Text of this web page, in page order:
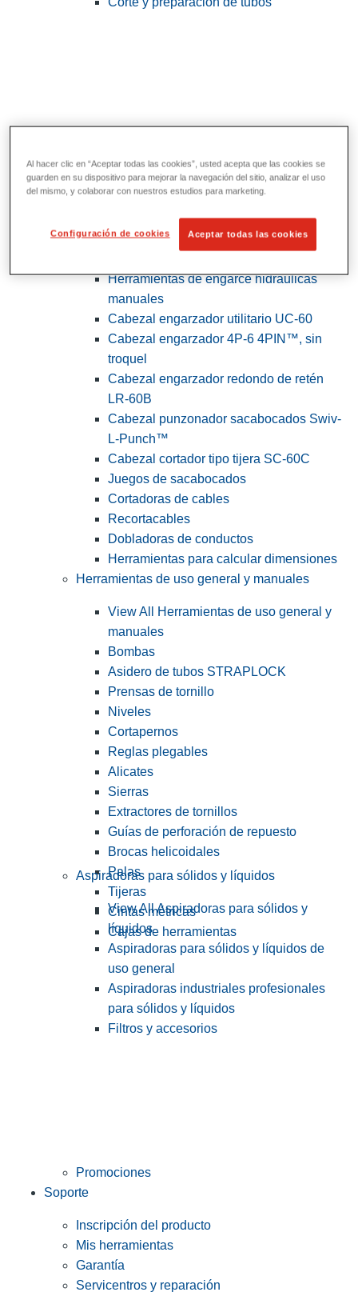
Herramientas de servicios públicos y de
View All Herramientas de servicios
Herramientas de engarce hidráulicas
manuales
Cabezal engarzador utilitario UC-60
Cabezal engarzador 4P-6 4PIN™, sin
troquel
Cabezal engarzador redondo de retén
LR-60B
Cabezal punzonador sacabocados Swiv-
L-Punch™
Cabezal cortador tipo tijera SC-60C
Juegos de sacabocados
Cortadoras de cables
Recortacables
Dobladoras de conductos
Herramientas para calcular dimensiones
Herramientas de uso general y manuales
View All Herramientas de uso general y
manuales
Bombas
Asidero de tubos STRAPLOCK
Prensas de tornillo
Niveles
Cortapernos
Reglas plegables
Alicates
Sierras
Extractores de tornillos
Guías de perforación de repuesto
Brocas helicoidales
Palas
Tijeras
Cintas métricas
Cajas de herramientas
Aspiradoras para sólidos y líquidos
View All Aspiradoras para sólidos y
líquidos
Aspiradoras para sólidos y líquidos de
uso general
Aspiradoras industriales profesionales
para sólidos y líquidos
Filtros y accesorios
Promociones
Soporte
Inscripción del producto
Mis herramientas
Garantía
Servicentros y reparación
Al hacer clic en “Aceptar todas las cookies”, usted acepta que las cookies se
guarden en su dispositivo para mejorar la navegación del sitio, analizar el uso
del mismo, y colaborar con nuestros estudios para marketing.
Configuración de cookies Aceptar todas las cookies